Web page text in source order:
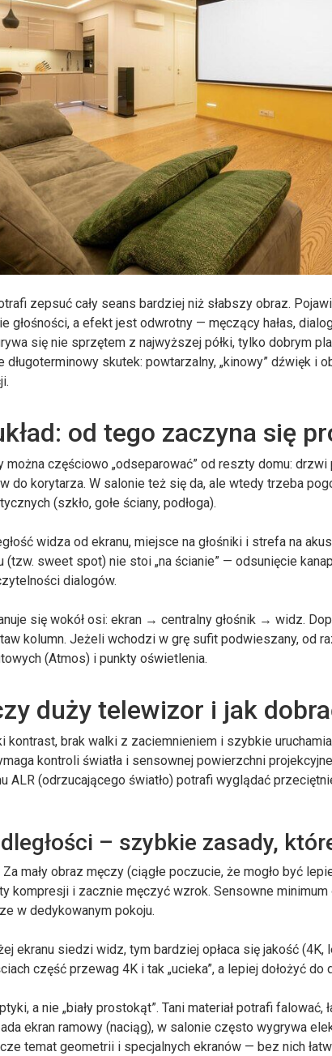
zepsuć cały seans bardziej niż słabszy obraz.
głośności, a efekt jest odwrotny — męczący hałas,
się nie sprzętem z najwyższej półki, tylko dobrym
długoterminowy skutek: powtarzalny, „kinowy” dźwięk i
od tego zaczyna się
można częściowo „odseparować” od reszty domu: drzwi
do korytarza. W salonie też się da, ale wtedy trzeba
(szkło, gołe ściany, podłoga).
widza od ekranu, miejsce na głośniki i strefa na
(tzw. sweet spot) nie stoi „na ścianie” — odsunięcie
dialogów.
się wokół osi: ekran → centralny głośnik → widz.
kolumn. Jeżeli wchodzi w grę sufit podwieszany, od
(Atmos) i punkty oświetlenia.
duży telewizor i jak
kontrast, brak walki z zaciemnieniem i szybkie
kontroli światła i sensownej powierzchni
ALR (odrzucającego światło) potrafi wyglądać
– szybkie zasady,
mały obraz męczy (ciągłe poczucie, że mogło być
kompresji i zacznie męczyć wzrok. Sensowne minimum
w dedykowanym pokoju.
ekranu siedzi widz, tym bardziej opłaca się jakość (4K,
część przewag 4K i tak „ucieka”, a lepiej dołożyć do
a nie „biały prostokąt”. Tani materiał potrafi
ekran ramowy (naciąg), w salonie często wygrywa
temat geometrii i specjalnych ekranów — bez nich